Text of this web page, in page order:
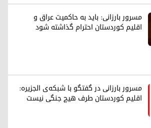
مسرور بارزانی: باید به حاکمیت عراق و
اقلیم کوردستان احترام گذاشته شود
مسرور بارزانی در گفتگو با شبکه‌ی الجزیره:
اقلیم کوردستان طرف هیچ جنگی نیست